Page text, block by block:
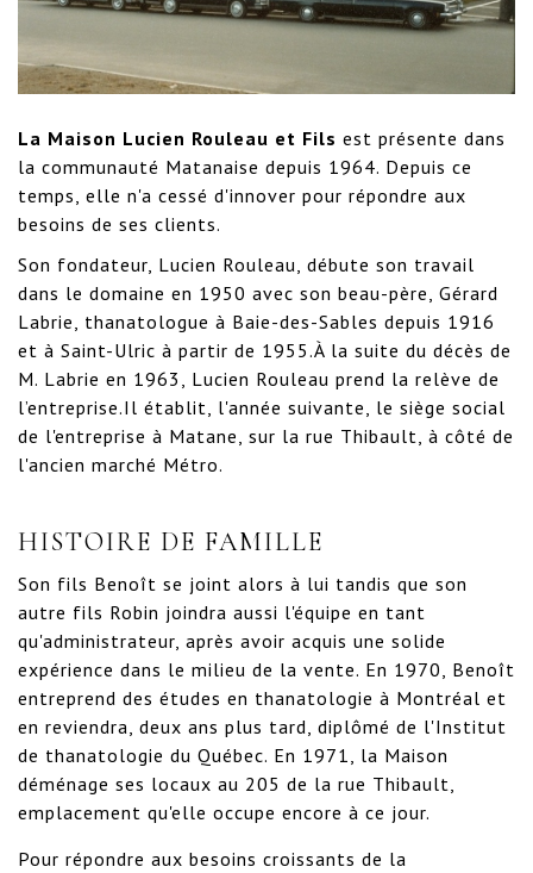
La Maison Lucien Rouleau et Fils est présente dans
la communauté Matanaise depuis 1964. Depuis ce
temps, elle n'a cessé d'innover pour répondre aux
besoins de ses clients.
Son fondateur, Lucien Rouleau, débute son travail
dans le domaine en 1950 avec son beau-père, Gérard
Labrie, thanatologue à Baie-des-Sables depuis 1916
et à Saint-Ulric à partir de 1955.À la suite du décès de
M. Labrie en 1963, Lucien Rouleau prend la relève de
l’entreprise.Il établit, l'année suivante, le siège social
de l'entreprise à Matane, sur la rue Thibault, à côté de
l'ancien marché Métro.
HISTOIRE DE FAMILLE
Son fils Benoît se joint alors à lui tandis que son
autre fils Robin joindra aussi l'équipe en tant
qu'administrateur, après avoir acquis une solide
expérience dans le milieu de la vente. En 1970, Benoît
entreprend des études en thanatologie à Montréal et
en reviendra, deux ans plus tard, diplômé de l'Institut
de thanatologie du Québec. En 1971, la Maison
déménage ses locaux au 205 de la rue Thibault,
emplacement qu'elle occupe encore à ce jour.
Pour répondre aux besoins croissants de la